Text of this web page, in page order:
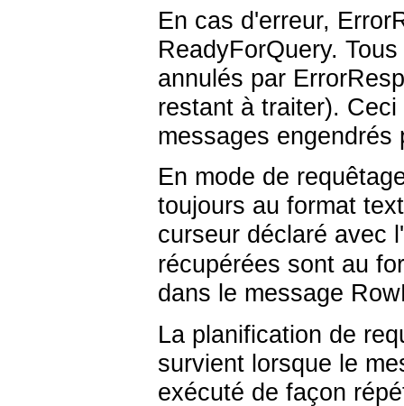
En cas d'erreur,
ReadyForQuery.
annulés par
restant à traiter).
messages engendrés
En mode de
toujours au format
curseur déclaré avec
récupérées sont au
dans le message
La planification de
survient lorsque le
exécuté de façon